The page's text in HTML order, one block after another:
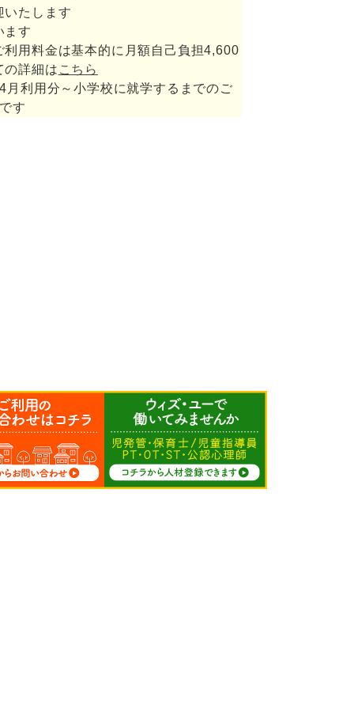
たします
ます
用料金は基本的に月額自己負担4,600
の詳細は こちら
利用分～小学校に就学するまでのご
す